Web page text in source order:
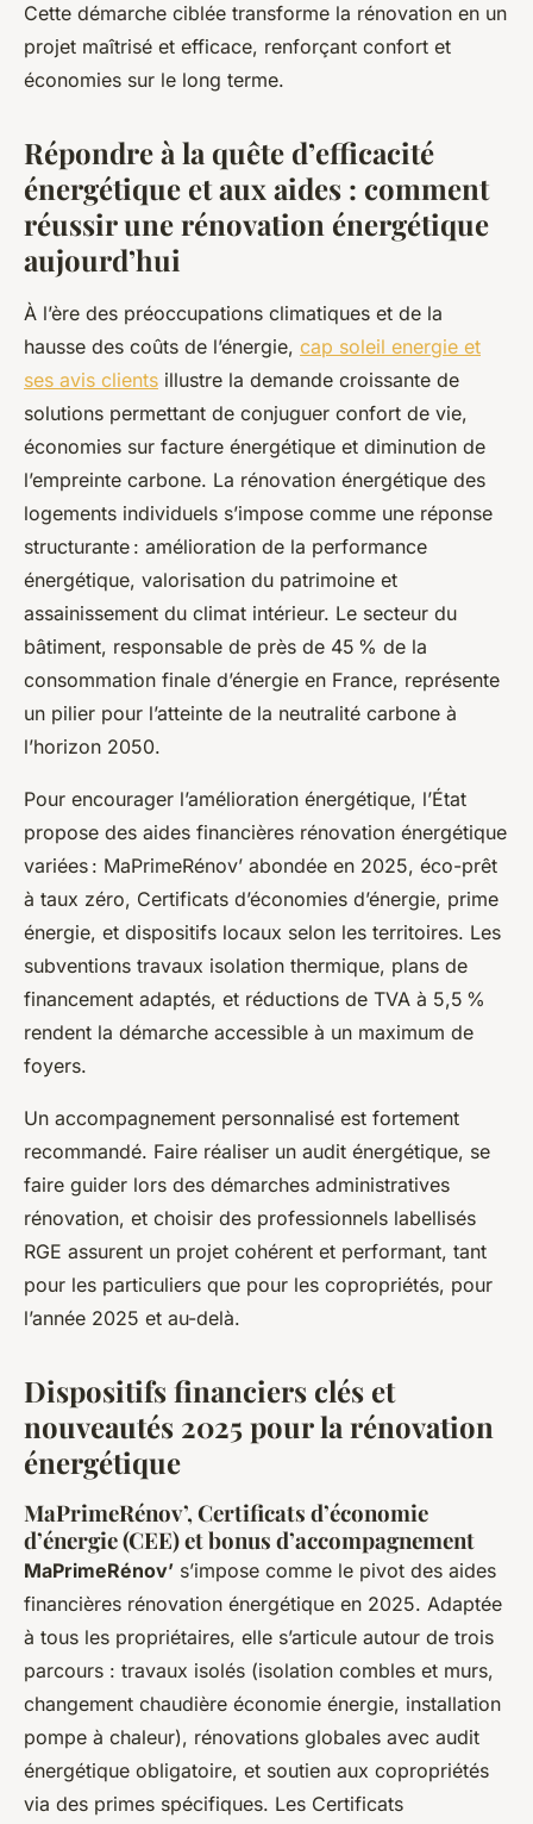
Cette démarche ciblée transforme la rénovation en un
projet maîtrisé et efficace, renforçant confort et
économies sur le long terme.
Répondre à la quête d’efficacité
énergétique et aux aides : comment
réussir une rénovation énergétique
aujourd’hui
À l’ère des préoccupations climatiques et de la
hausse des coûts de l’énergie, cap soleil energie et
ses avis clients illustre la demande croissante de
solutions permettant de conjuguer confort de vie,
économies sur facture énergétique et diminution de
l’empreinte carbone. La rénovation énergétique des
logements individuels s’impose comme une réponse
structurante : amélioration de la performance
énergétique, valorisation du patrimoine et
assainissement du climat intérieur. Le secteur du
bâtiment, responsable de près de 45 % de la
consommation finale d’énergie en France, représente
un pilier pour l’atteinte de la neutralité carbone à
l’horizon 2050.
Pour encourager l’amélioration énergétique, l’État
propose des aides financières rénovation énergétique
variées : MaPrimeRénov’ abondée en 2025, éco-prêt
à taux zéro, Certificats d’économies d’énergie, prime
énergie, et dispositifs locaux selon les territoires. Les
subventions travaux isolation thermique, plans de
financement adaptés, et réductions de TVA à 5,5 %
rendent la démarche accessible à un maximum de
foyers.
Un accompagnement personnalisé est fortement
recommandé. Faire réaliser un audit énergétique, se
faire guider lors des démarches administratives
rénovation, et choisir des professionnels labellisés
RGE assurent un projet cohérent et performant, tant
pour les particuliers que pour les copropriétés, pour
l’année 2025 et au-delà.
Dispositifs financiers clés et
nouveautés 2025 pour la rénovation
énergétique
MaPrimeRénov’, Certificats d’économie
d’énergie (CEE) et bonus d’accompagnement
MaPrimeRénov’ s’impose comme le pivot des aides
financières rénovation énergétique en 2025. Adaptée
à tous les propriétaires, elle s’articule autour de trois
parcours : travaux isolés (isolation combles et murs,
changement chaudière économie énergie, installation
pompe à chaleur), rénovations globales avec audit
énergétique obligatoire, et soutien aux copropriétés
via des primes spécifiques. Les Certificats